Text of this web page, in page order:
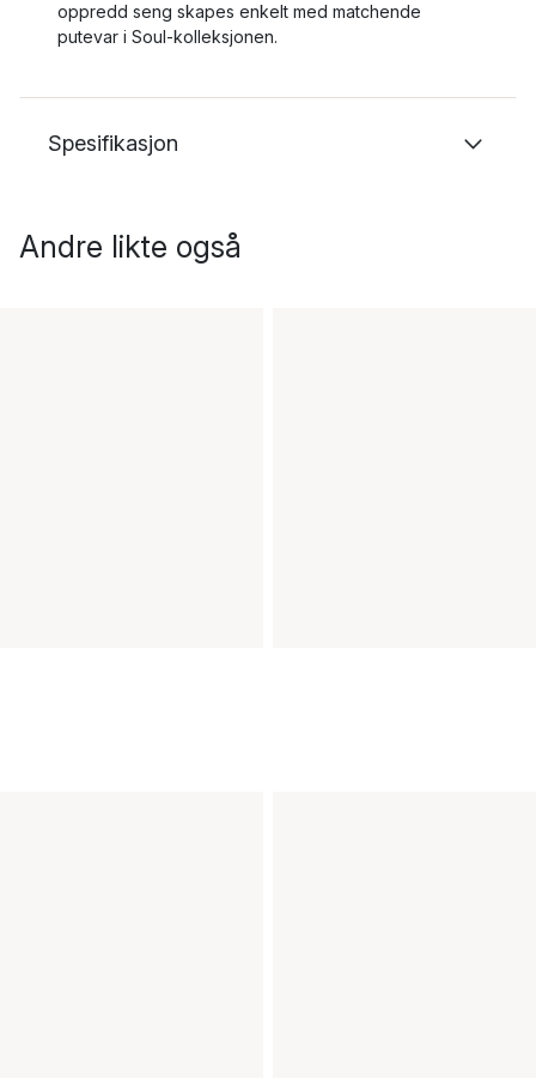
oppredd seng skapes enkelt med matchende
putevar i Soul-kolleksjonen.
Spesifikasjon
Andre likte også